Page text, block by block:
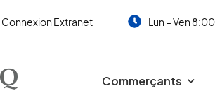
Connexion Extranet Lun – Ven
Commerçants